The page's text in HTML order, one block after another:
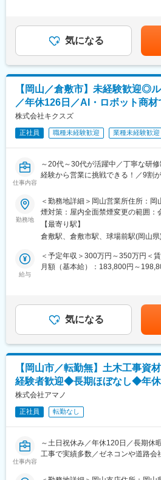
最終面接後、これまでのご経験・ス
で、チーフ職から部長職までの範囲
します。
■魅力ポイント：
＜風通しが良く働きやすい職場＞
職場は広々とした新しく綺麗なワン
他の部署がコミュニケーション良く
置き型社食等も導入し社内コミュニ
でなく、企業内保育園も社会に先駆
変更の範囲：会社の定める業務
が工場やオフィスが稼働していない
休有）
／溶接冶具／印字システム／制御盤
・ユーティリティ（空調、受変電設
・産業用機器（モーター、インバー
■入社後の流れ：
入社後は、部長やチーフに同行しな
お客様や業務内容への理解を深めて
年）。
※顧客理解および双葉電機の仕事の
の期間です。
クチャーを受け、販売管理システ
操作を習得していただきます。
その後は、既存顧客からの引合い対
任せしていきます。
営業担当として独り立ちしていた
産性や品質、安全性を支える重要な
ロボットシステムや自動機、搬送装
など、幅広い商材を通じて、お客様
支える役割を担います。単なる製品
課題やニーズを汲み取り、最適なシ
が大きなやりがいです。自ら関わっ
場で稼働し、生産現場の改善や効率
きな達成感を味わうことができます。
変更の範囲：会社の定める業務
与については役職により変わります
これまでのご経験やスキルを十分に
ご用意いたします。 ■昇給：年1回
（上期12月・下期3月／過去実績
も目安の金額であり、選考を通じて
月給(月額)は固定手当を含めた表記
気になる
【岡山／倉敷市】未経験歓迎◎
／年休126日／AI・ロボット商材
株式会社キクスズ
正社員 職種未経験歓迎 業種未経験歓迎
仕事内容
～20代～30代が活躍中／丁寧な研
経験から営業に挑戦できる！／9割
＼こんな方におすすめ！ ／
・営業職として成長したいという意
・同じ作業の繰り返しに物足りなさ
・将来に役立つスキルを身につけた
・人と関わる仕事でキャリアアップ
です。
9割が既存のお客様への営業で、新
■職務詳細
・既存取引先への訪問
・ 商品提案（1日5～10件）
・納品時の訪問を通じた課題ヒアリ
・見積作成、受発注、配送対応
・AI、ロボットなど幅広い商材の提案
■組織体制
入社後3ヶ月は専属の教育担当がつ
き継ぎまで丁寧にサポートします。
勤務地
＜勤務地詳細＞岡山営業所住所：
煙対策：屋内全面禁煙変更の範囲：
【最寄り駅】
倉敷駅、倉敷市駅、球場前駅(岡山県
給与
＜予定年収＞300万円～350万円＜
月額（基本給）：183,800円～
地域手当：・関西ブロック／
モデル年収：30代／営業職／約550
金額であり、選考を通じて上下する
は固定手当を含めた表記です。
気になる
【岡山市／転勤無】土木工事資
経験者歓迎◆長期ほぼなし◆年
株式会社アマノ
正社員 転勤なし
仕事内容
～土日祝休み／年休120日／長期休
工事で実績多数／ゼネコンや道路会